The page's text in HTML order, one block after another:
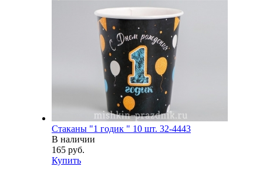
Стаканы "1 годик " 10 шт. 32-4443
В наличии
165 руб.
Купить